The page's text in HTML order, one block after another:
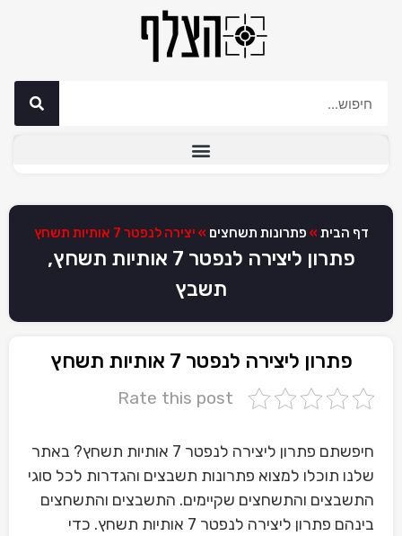
דף הבית » פתרונות תשחצים » יצירה לנפטר 7 אותיות תשחץ
פתרון ליצירה לנפטר 7 אותיות תשחץ,
תשבץ
פתרון ליצירה לנפטר 7 אותיות תשחץ
Rate this post
חיפשתם פתרון ליצירה לנפטר 7 אותיות תשחץ? באתר
שלנו תוכלו למצוא פתרונות תשבצים והגדרות לכל סוגי
התשבצים והתשחצים שקיימים. התשבצים והתשחצים
בינהם פתרון ליצירה לנפטר 7 אותיות תשחץ. כדי